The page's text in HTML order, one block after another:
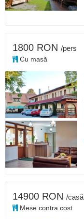
1800 RON /pers
Cu masă
14900 RON /casă
Mese contra cost